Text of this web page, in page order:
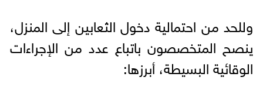
وللحد من احتمالية دخول الثعابين إلى المنزل،
ينصح المتخصصون باتباع عدد من الإجراءات
الوقائية البسيطة، أبرزها: